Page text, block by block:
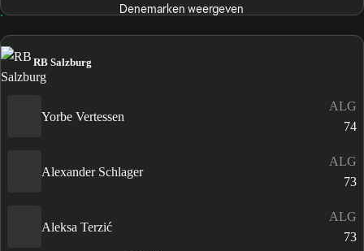
Denemarken weergeven
RB Salzburg
Yorbe Vertessen
ALG
74
Alexander Schlager
ALG
73
Aleksa Terzić
ALG
73